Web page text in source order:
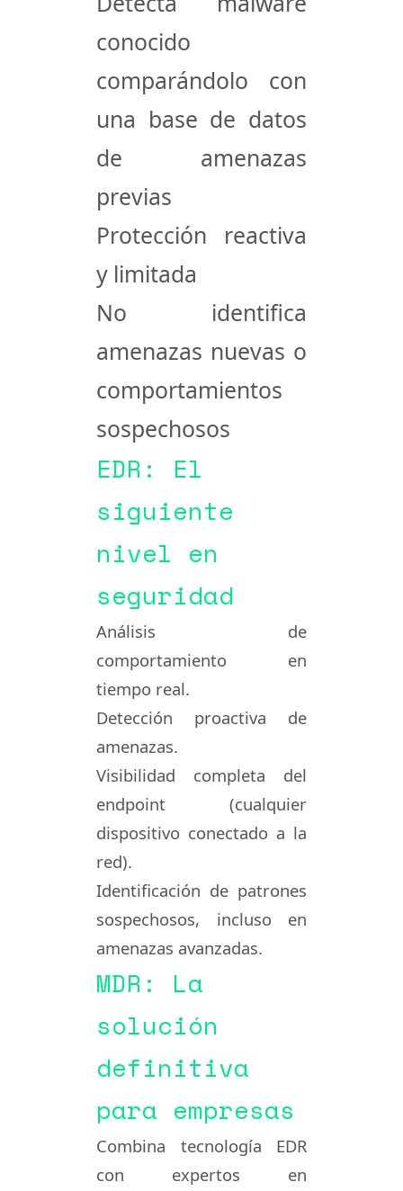
conocido
comparándolo con
una base de datos
de amenazas
previas
Protección reactiva
y limitada
No identifica
amenazas nuevas o
comportamientos
sospechosos
EDR: El
siguiente
nivel en
seguridad
Análisis de
comportamiento en
tiempo real.
Detección proactiva de
amenazas.
Visibilidad completa del
endpoint (cualquier
dispositivo conectado a la
red).
Identificación de patrones
sospechosos, incluso en
amenazas avanzadas.
MDR: La
solución
definitiva
para empresas
Combina tecnología EDR
con expertos en